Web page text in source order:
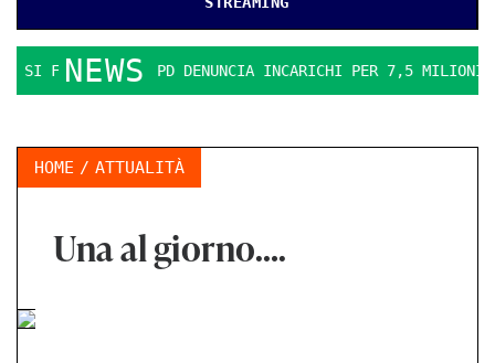
NEWS
IL PD DENUNCIA INCARICHI PER 7,5 MILIONI LA
HOME ATTUALITÀ
Una al giorno….